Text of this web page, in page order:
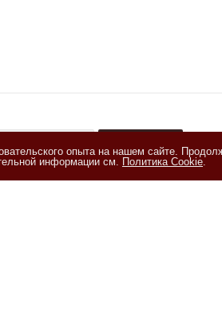
персональных данныхи даю
опыта на нашем сайте.
информации см. Политика Cookie.